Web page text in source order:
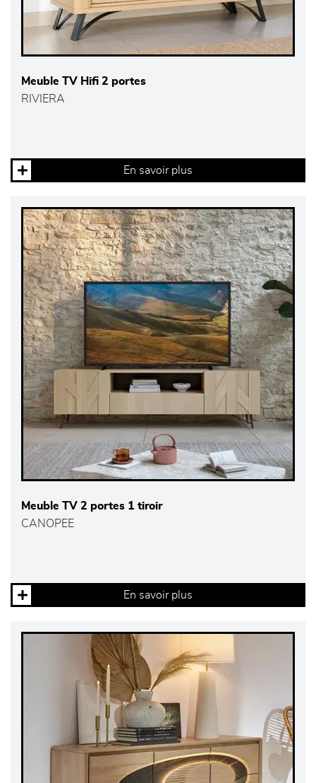
Meuble TV Hifi 2 portes
RIVIERA
En savoir plus
Meuble TV 2 portes 1 tiroir
CANOPEE
En savoir plus